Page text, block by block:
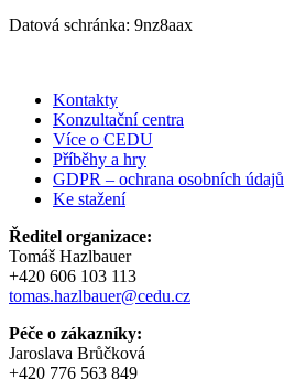
Datová schránka: 9nz8aax
Kontakty
Konzultační centra
Více o CEDU
Příběhy a hry
GDPR – ochrana osobních údajů
Ke stažení
Ředitel organizace:
Tomáš Hazlbauer
+420 606 103 113
tomas.hazlbauer@cedu.cz
Péče o zákazníky:
Jaroslava Brůčková
+420 776 563 849